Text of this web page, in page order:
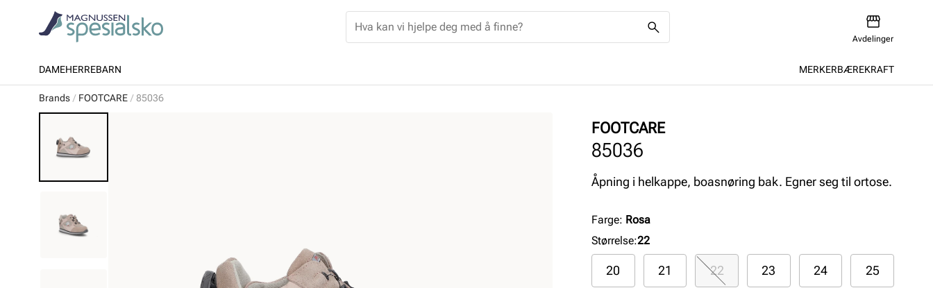
Avdelinger
DAMEHERREBARN MERKERBÆREKRAFT
Brands FOOTCARE 85036
FOOTCARE
85036
Åpning i helkappe, boasnøring bak. Egner seg til ortose.
Farge: Rosa
Størrelse:22
20 21 22 23 24 25